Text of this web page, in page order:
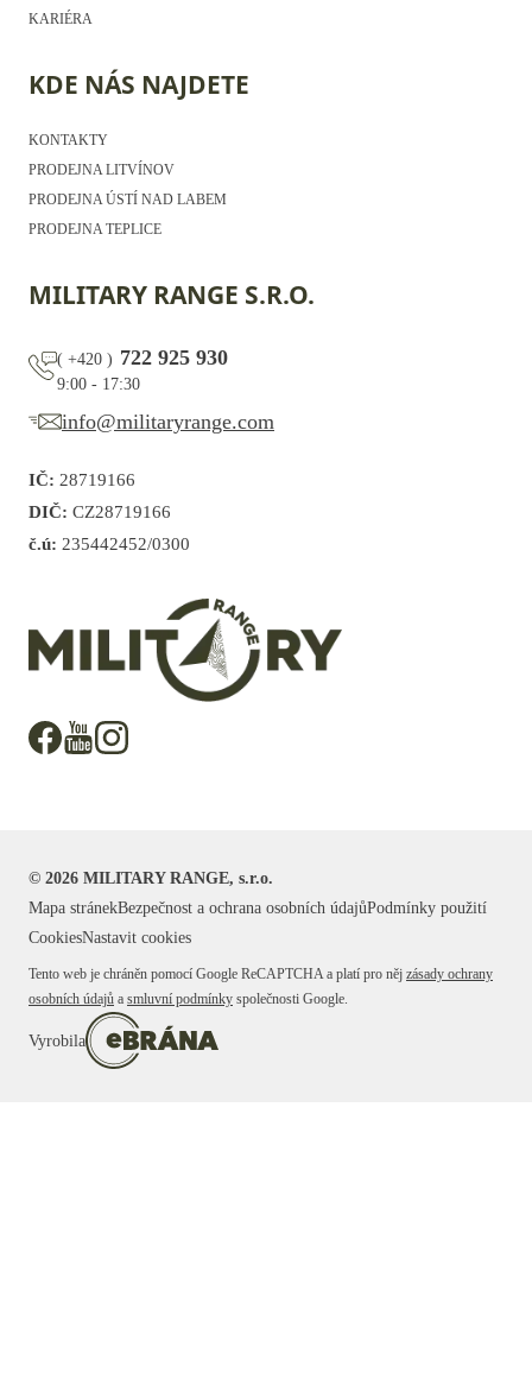
KARIÉRA
KDE NÁS NAJDETE
KONTAKTY
PRODEJNA LITVÍNOV
PRODEJNA ÚSTÍ NAD LABEM
PRODEJNA TEPLICE
MILITARY RANGE S.R.O.
( +420 ) 722 925 930
9:00 - 17:30
info@militaryrange.com
IČ: 28719166
DIČ: CZ28719166
č.ú: 235442452/0300
© 2026 MILITARY RANGE, s.r.o.
Mapa stránekBezpečnost a ochrana osobních údajůPodmínky použití
CookiesNastavit cookies
Tento web je chráněn pomocí Google ReCAPTCHA a platí pro něj zásady ochrany
osobních údajů a smluvní podmínky společnosti Google.
Vyrobila